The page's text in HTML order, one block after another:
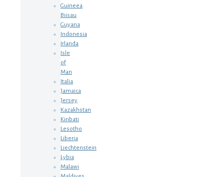
Guineea
Biisau
Guyana
Indonesia
Irlanda
Isle
of
Man
Italia
Jamaica
Jersey
Kazakhstan
Kiribati
Lesotho
Liberia
Liechtenstein
Lybia
Malawi